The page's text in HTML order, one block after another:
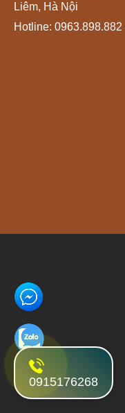
Liêm, Hà Nội
Hotline: 0963.898.882
0915176268